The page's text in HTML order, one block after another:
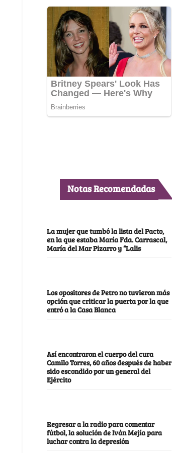
Notas Recomendadas
La mujer que tumbó la lista del Pacto,
en la que estaba María Fda. Carrascal,
María del Mar Pizarro y “Lalis
Los opositores de Petro no tuvieron más
opción que criticar la puerta por la que
entró a la Casa Blanca
Así encontraron el cuerpo del cura
Camilo Torres, 60 años después de haber
sido escondido por un general del
Ejército
Regresar a la radio para comentar
fútbol, la solución de Iván Mejía para
luchar contra la depresión